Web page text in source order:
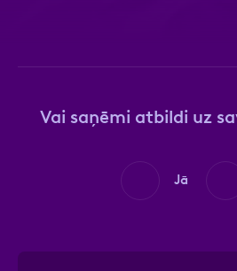
Vai saņēmi atbildi uz
Jā
politika
apstrādei.Vairāk